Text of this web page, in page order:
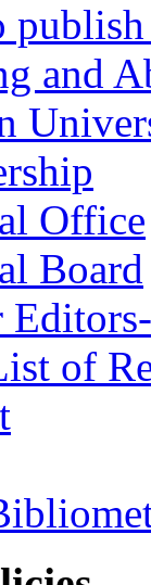
and
Office
Board
of